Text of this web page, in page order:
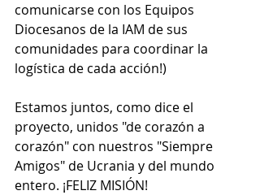
comunicarse con los Equipos
Diocesanos de la IAM de sus
comunidades para coordinar la
logística de cada acción!)
Estamos juntos, como dice el
proyecto, unidos "de corazón a
corazón" con nuestros "Siempre
Amigos" de Ucrania y del mundo
entero. ¡FELIZ MISIÓN!